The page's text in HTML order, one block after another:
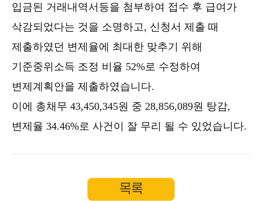
입금된 거래내역서등을 첨부하여 접수 후 급여가
삭감되었다는 것을 소명하고, 신청서 제출 때
제출하였던 변제율에 최대한 맞추기 위해
기준중위소득 조정 비율 52%로 수정하여
변제계획안을 제출하였습니다.
이에 총채무 43,450,345원 중 28,856,089원 탕감,
변제율 34.46%로 사건이 잘 무리 될 수 있었습니다.
목록